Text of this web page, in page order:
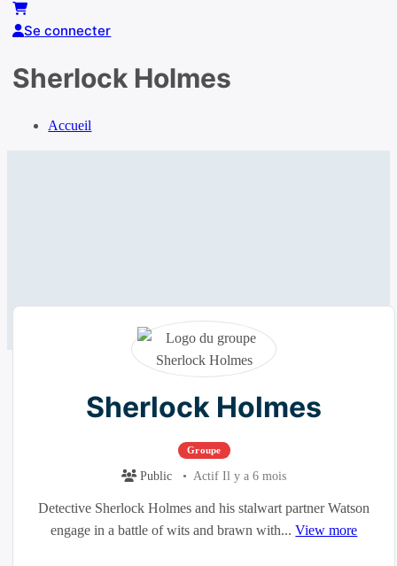
pour
: Se connecter
Sherlock Holmes
Accueil
Sherlock Holmes
Groupe
Public Actif Il y a 6 mois
Detective Sherlock Holmes and his stalwart partner Watson
engage in a battle of wits and brawn with...View more